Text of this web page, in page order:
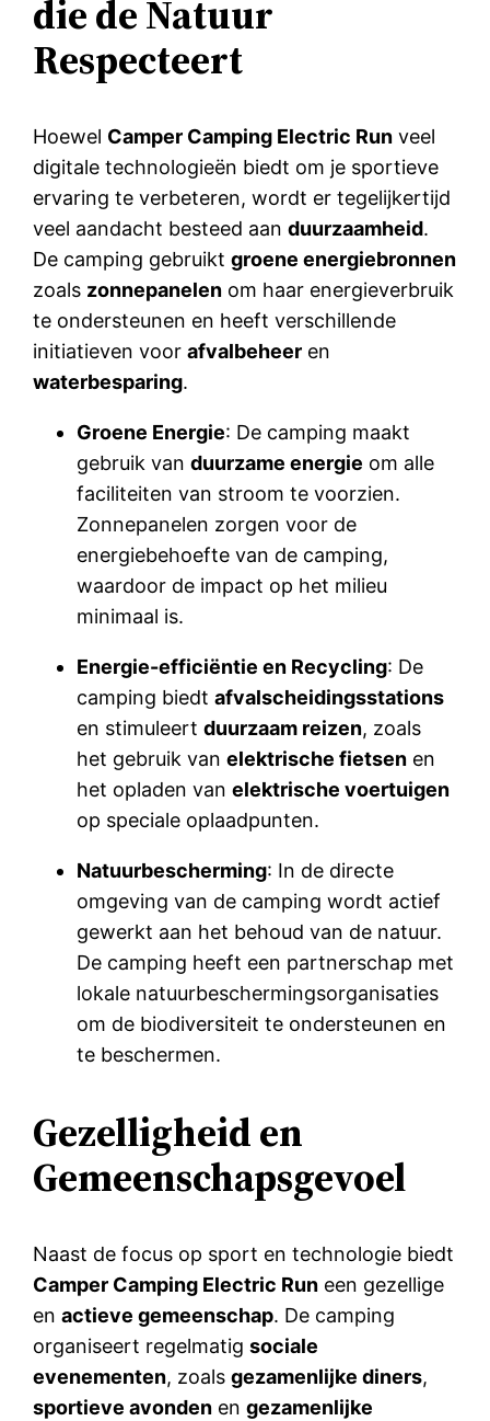
die de Natuur
Respecteert
Hoewel Camper Camping Electric Run veel
digitale technologieën biedt om je sportieve
ervaring te verbeteren, wordt er tegelijkertijd
veel aandacht besteed aanduurzaamheid.
De camping gebruiktgroene energiebronnen
zoals zonnepanelen om haar energieverbruik
te ondersteunen en heeft verschillende
initiatieven voorafvalbeheer en
waterbesparing.
Groene Energie: De camping maakt
gebruik vanduurzame energie om alle
faciliteiten van stroom te voorzien.
Zonnepanelen zorgen voor de
energiebehoefte van de camping,
waardoor de impact op het milieu
minimaal is.
Energie-efficiëntie en Recycling: De
camping biedtafvalscheidingsstations
en stimuleertduurzaam reizen, zoals
het gebruik vanelektrische fietsen en
het opladen vanelektrische voertuigen
op speciale oplaadpunten.
Natuurbescherming: In de directe
omgeving van de camping wordt actief
gewerkt aan het behoud van de natuur.
De camping heeft een partnerschap met
lokale natuurbeschermingsorganisaties
om de biodiversiteit te ondersteunen en
te beschermen.
Gezelligheid en
Gemeenschapsgevoel
Naast de focus op sport en technologie biedt
Camper Camping Electric Run een gezellige
enactieve gemeenschap. De camping
organiseert regelmatigsociale
evenementen, zoalsgezamenlijke diners,
sportieve avonden engezamenlijke